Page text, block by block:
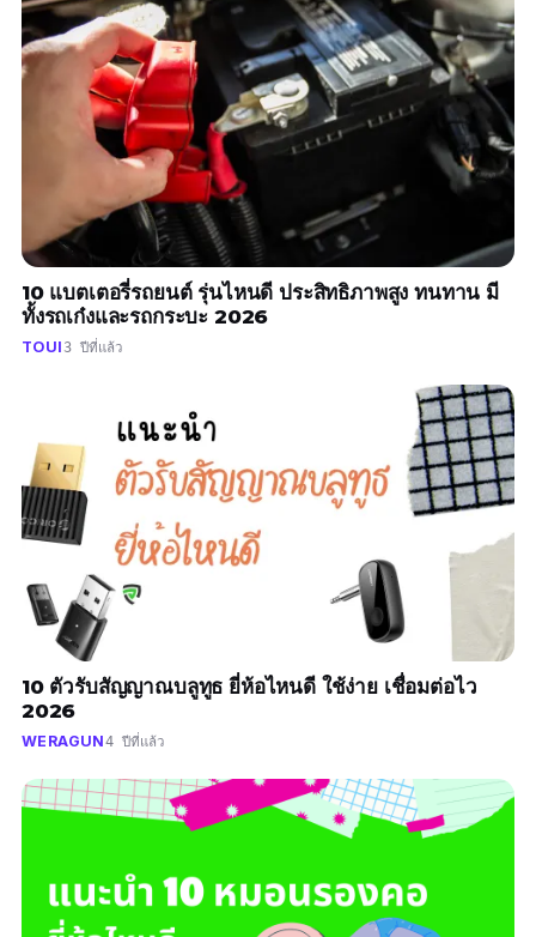
10 แบตเตอรี่รถยนต์ รุ่นไหนดี ประสิทธิภาพสูง ทนทาน มี
ทั้งรถเก๋งและรถกระบะ 2026
TOUI3 ปีที่แล้ว
10 ตัวรับสัญญาณบลูทูธ ยี่ห้อไหนดี ใช้ง่าย เชื่อมต่อไว
2026
WERAGUN4 ปีที่แล้ว